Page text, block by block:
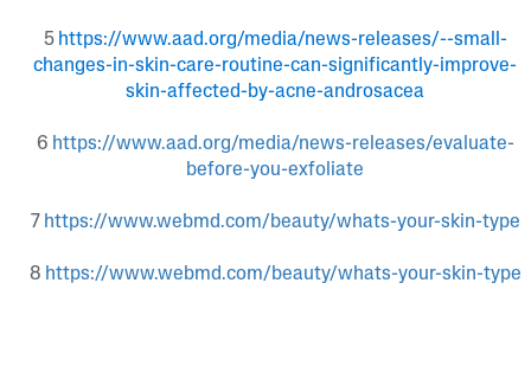
5 https://www.aad.org/media/news-releases/--small-
changes-in-skin-care-routine-can-significantly-improve-
skin-affected-by-acne-androsacea
6 https://www.aad.org/media/news-releases/evaluate-
before-you-exfoliate
7 https://www.webmd.com/beauty/whats-your-skin-type
8 https://www.webmd.com/beauty/whats-your-skin-type